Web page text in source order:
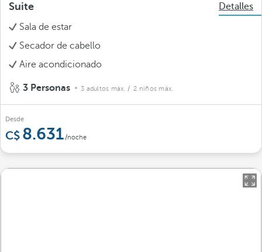
Suite
Detalles
Sala de estar
Secador de cabello
Aire acondicionado
3 Personas 3 adultos máx. / 2 niños máx.
Desde
8.631/noche